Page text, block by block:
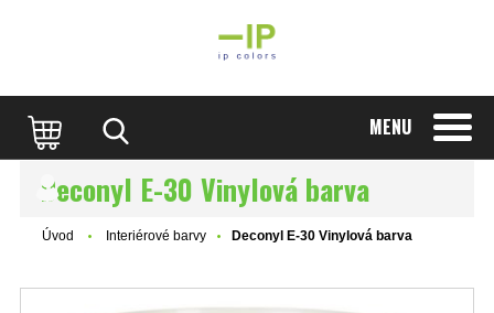
MENU
Deconyl E-30 Vinylová barva
Úvod Interiérové barvy Deconyl E-30 Vinylová barva